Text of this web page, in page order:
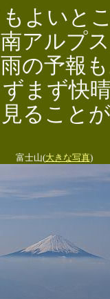
よいと
アルプ
の予報
まず快
ること
富士山(大きな写真)